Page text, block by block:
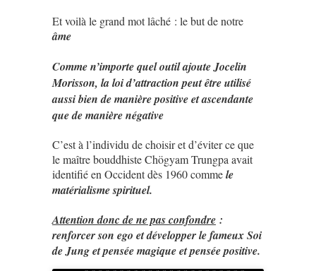
Et voilà le grand mot lâché : le but de notre
âme
Comme n’importe quel outil ajoute Jocelin
Morisson, la loi d’attraction peut être utilisé
aussi bien de manière positive et ascendante
que de manière négative
C’est à l’individu de choisir et d’éviter ce que
le maître bouddhiste Chögyam Trungpa avait
identifié en Occident dès 1960 commele
matérialisme spirituel.
Attention donc de ne pas confondre :
renforcer son ego et développer le fameux Soi
de Jung et pensée magique et pensée positive.